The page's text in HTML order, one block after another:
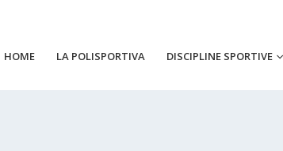
HOME LA POLISPORTIVA DISCIPLINE SPORTIVE